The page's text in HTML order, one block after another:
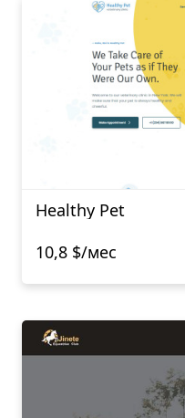
Healthy Pet
10,8 $/мес